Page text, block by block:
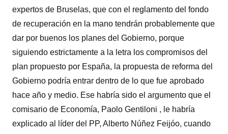
expertos de Bruselas, que con el reglamento del fondo
de recuperación en la mano tendrán probablemente que
dar por buenos los planes del Gobierno, porque
siguiendo estrictamente a la letra los compromisos del
plan propuesto por España, la propuesta de reforma del
Gobierno podría entrar dentro de lo que fue aprobado
hace año y medio. Ese habría sido el argumento que el
comisario de Economía, Paolo Gentiloni , le habría
explicado al líder del PP, Alberto Núñez Feijóo, cuando